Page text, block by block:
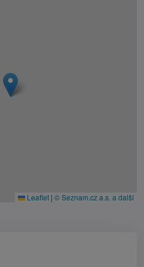
Leaflet | © Seznam.cz a.s. a další